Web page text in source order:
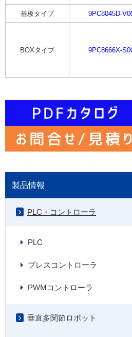
基板タイプ 9PC8045D-
BOXタイプ 9PC8666X-
製品情報
PLC・コントローラ
PLC
プレスコントローラ
PWMコントローラ
垂直多関節ロボット